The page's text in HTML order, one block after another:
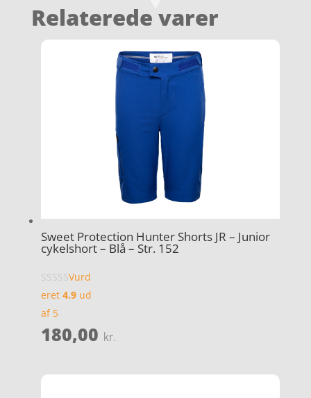
Relaterede varer
Sweet Protection Hunter Shorts JR – Junior
cykelshort – Blå – Str. 152
Vurd
eret 4.9ud
af 5
180,00 kr.